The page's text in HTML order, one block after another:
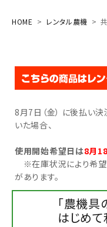
meeting_room ログイン
お気に入り一覧
閲覧履歴一覧
HOME レンタル農機
8月7日（金） に後払い
いた場合、
使用開始希望日は8月18
※在庫状況により希望
があります。
「農機具
はじめ